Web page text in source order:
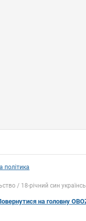
політика
18-річний син
на головну